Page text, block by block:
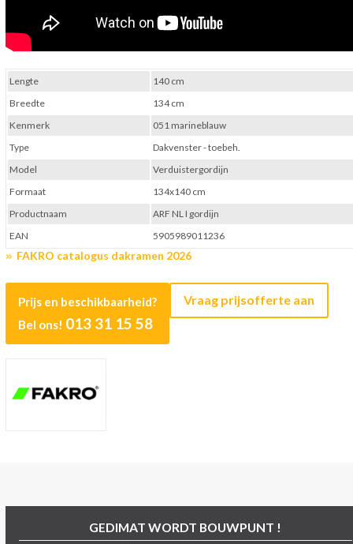
FAKRO catalogus dakramen 2026
Prijs en beschikbaarheid?
Bel ons! 013 31 15 58
Vraag prijsofferte aan
Lengte
140 cm
Breedte
134 cm
Kenmerk
051 marineblauw
Type
Dakvenster - toebeh.
Model
Verduistergordijn
Formaat
134x140 cm
Productnaam
ARF NL I gordijn
EAN
5905989011236
GEDIMAT WORDT BOUWPUNT !